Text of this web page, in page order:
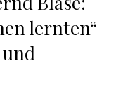
lernten“